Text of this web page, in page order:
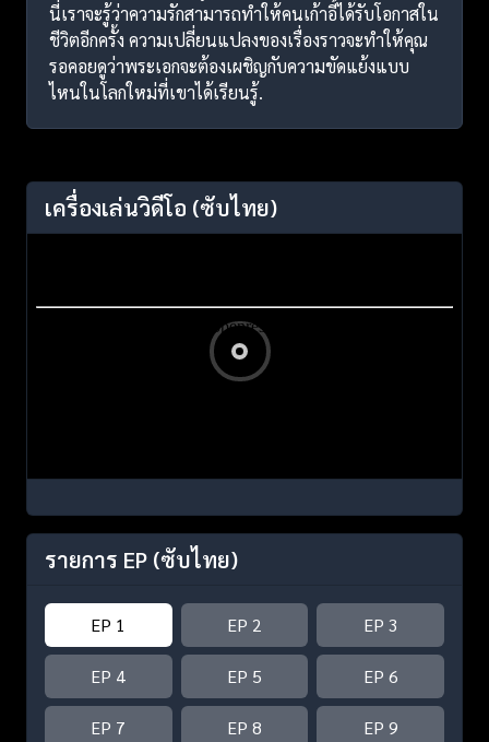
นี่เราจะรู้ว่าความรักสามารถทำให้คนเก้าอี้ได้รับโอกาสใน
ชีวิตอีกครั้ง ความเปลี่ยนแปลงของเรื่องราวจะทำให้คุณ
รอคอยดูว่าพระเอกจะต้องเผชิญกับความขัดแย้งแบบ
ไหนในโลกใหม่ที่เขาได้เรียนรู้.
เครื่องเล่นวิดีโอ (ซับไทย)
รายการ EP (ซับไทย)
EP 1 EP 2 EP 3
EP 4 EP 5 EP 6
EP 7 EP 8 EP 9